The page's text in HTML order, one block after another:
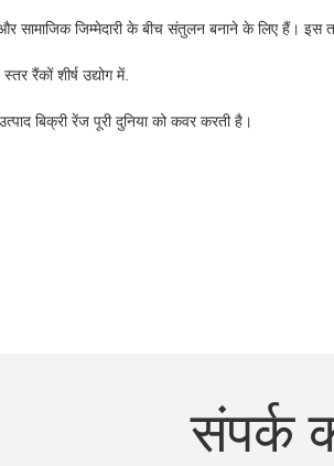
सामाजिक जिम्मेदारी के बीच संतुलन बनाने के लिए हैं। इस
रैंकों शीर्ष उद्योग में.
बिक्री रेंज पूरी दुनिया को कवर करती है।
संपर्क